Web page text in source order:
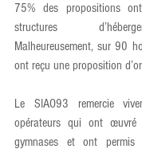
75% des propositions
structures
Malheureusement, sur 90
ont reçu une proposition
Le SIAO93 remercie
opérateurs qui ont œuvré
gymnases et ont